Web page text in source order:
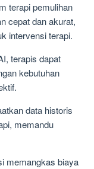
terapi pemulihan
cepat dan akurat,
intervensi terapi.
terapis dapat
kebutuhan
data historis
memandu
memangkas biaya